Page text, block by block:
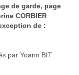
de garde, page
CORBIER
de :
par Yoann BIT